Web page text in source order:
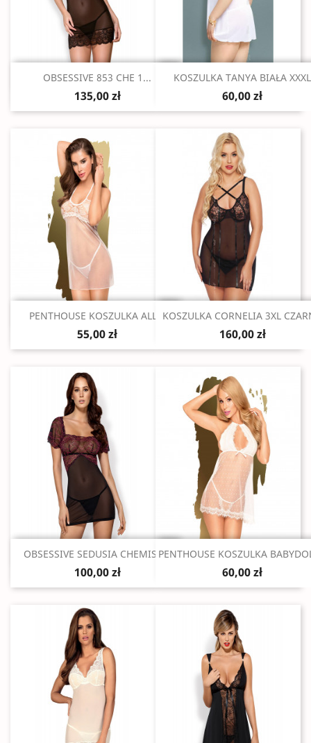
Szybki podgląd
OBSESSIVE 853 CHE 1...
135,00 zł
Szybki podgląd
KOSZULKA TANYA BIAŁA XXXL
60,00 zł
Szybki podgląd
PENTHOUSE KOSZULKA ALL...
55,00 zł
Szybki podgląd
KOSZULKA CORNELIA 3XL
160,00 zł
Szybki podgląd
OBSESSIVE SEDUSIA CHEMISE...
100,00 zł
Szybki podgląd
PENTHOUSE KOSZULKA
60,00 zł